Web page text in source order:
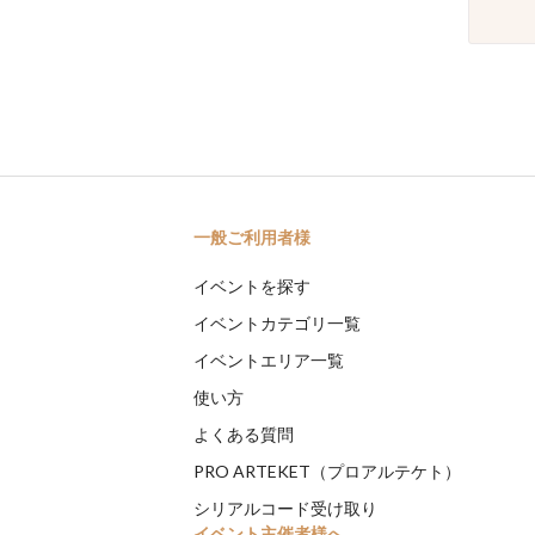
一般ご利用者様
イベントを探す
イベントカテゴリ一覧
イベントエリア一覧
使い方
よくある質問
PRO ARTEKET（プロアルテケト）
シリアルコード受け取り